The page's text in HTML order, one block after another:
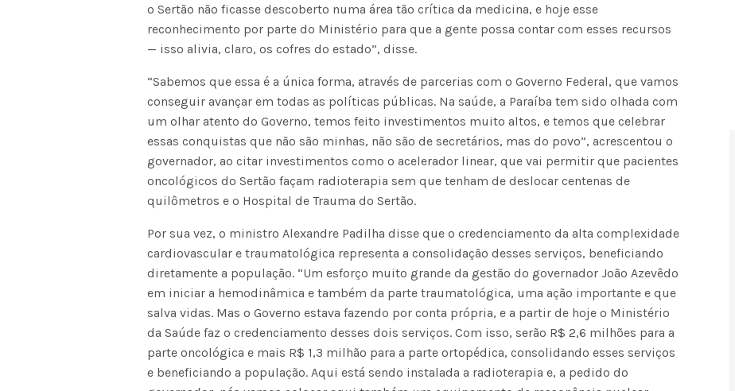
o Sertão não ficasse descoberto numa área tão crítica da medicina, e hoje esse
reconhecimento por parte do Ministério para que a gente possa contar com esses recursos
— isso alivia, claro, os cofres do estado”, disse.
“Sabemos que essa é a única forma, através de parcerias com o Governo Federal, que vamos
conseguir avançar em todas as políticas públicas. Na saúde, a Paraíba tem sido olhada com
um olhar atento do Governo, temos feito investimentos muito altos, e temos que celebrar
essas conquistas que não são minhas, não são de secretários, mas do povo”, acrescentou o
governador, ao citar investimentos como o acelerador linear, que vai permitir que pacientes
oncológicos do Sertão façam radioterapia sem que tenham de deslocar centenas de
quilômetros e o Hospital de Trauma do Sertão.
Por sua vez, o ministro Alexandre Padilha disse que o credenciamento da alta complexidade
cardiovascular e traumatológica representa a consolidação desses serviços, beneficiando
diretamente a população. “Um esforço muito grande da gestão do governador João Azevêdo
em iniciar a hemodinâmica e também da parte traumatológica, uma ação importante e que
salva vidas. Mas o Governo estava fazendo por conta própria, e a partir de hoje o Ministério
da Saúde faz o credenciamento desses dois serviços. Com isso, serão R$ 2,6 milhões para a
parte oncológica e mais R$ 1,3 milhão para a parte ortopédica, consolidando esses serviços
e beneficiando a população. Aqui está sendo instalada a radioterapia e, a pedido do